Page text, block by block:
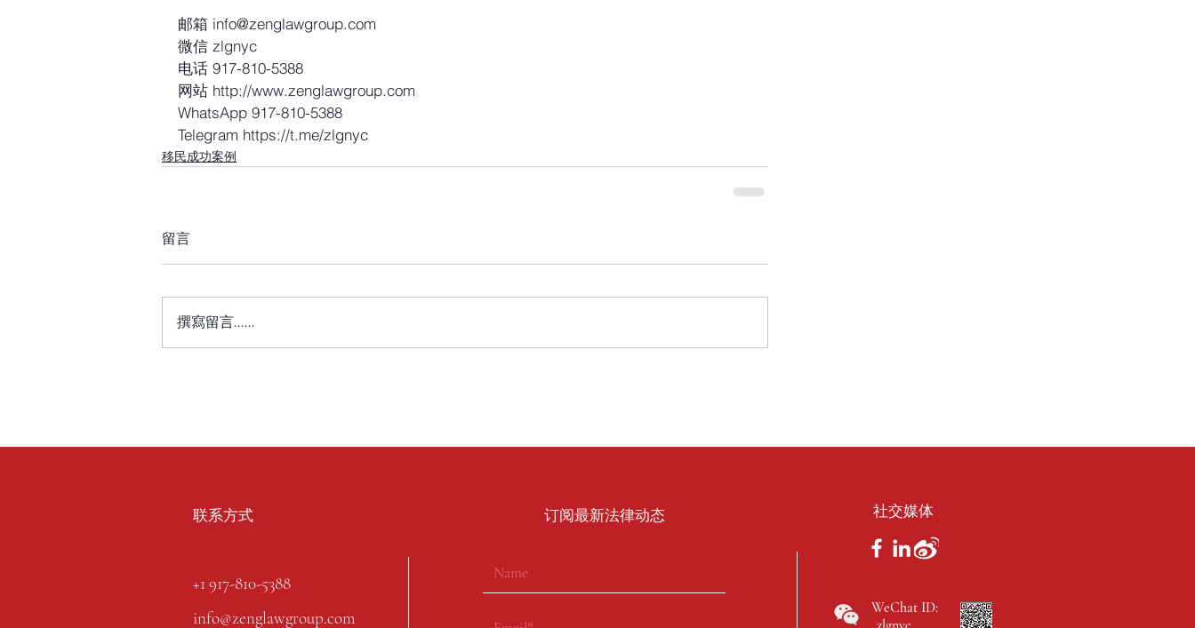
邮箱 info@zenglawgroup.com
微信 zlgnyc
电话 917-810-5388
网站 http://www.zenglawgroup.com
WhatsApp 917-810-5388
Telegram https://t.me/zlgnyc
移民成功案例
留言
撰寫留言......
联系方式 ​订阅最新法律动态 社交媒体
+1 917-810-5388
info@zenglawgroup.com
WeChat ID: